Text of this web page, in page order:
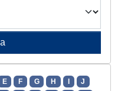
E F G H
J